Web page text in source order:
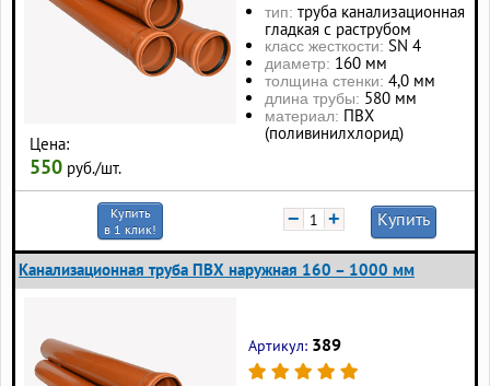
Цена:
550 руб./шт.
тип: труба канализационная
гладкая с раструбом
класс жесткости: SN 4
диаметр: 160 мм
толщина стенки: 4,0 мм
длина трубы: 580 мм
материал: ПВХ
(поливинилхлорид)
Купить
в 1 клик!
− + Купить
Канализационная труба ПВХ наружная 160 – 1000 мм
Артикул: 389